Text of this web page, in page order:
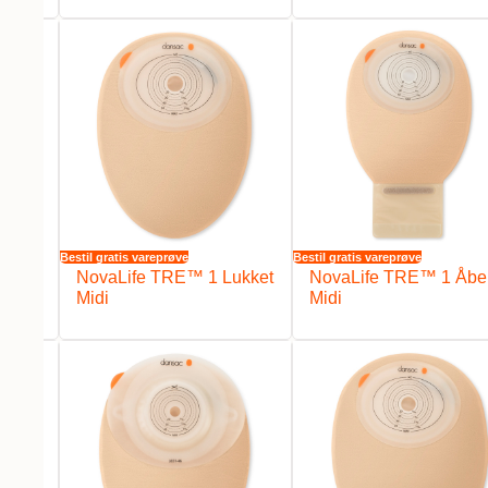
Bestil gratis vareprøve
NovaLife TRE™ 1 Lukket
Midi
Bestil gratis vareprøve
NovaLife TRE™ 1
Midi